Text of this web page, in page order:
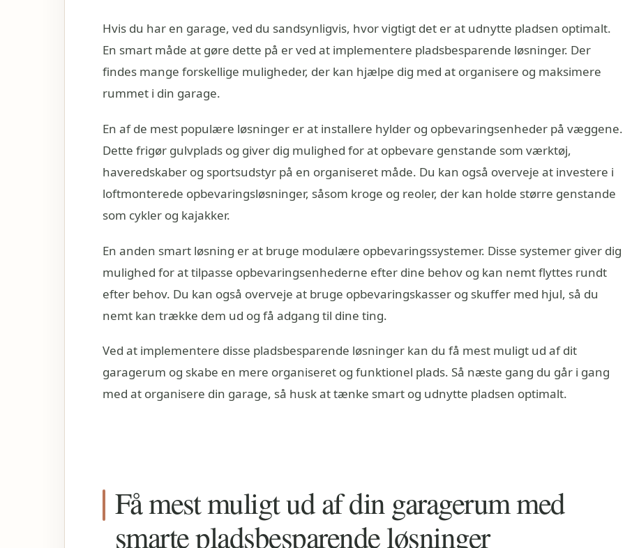
Hvis du har en garage, ved du sandsynligvis, hvor vigtigt det er at udnytte pladsen optimalt.
En smart måde at gøre dette på er ved at implementere pladsbesparende løsninger. Der
findes mange forskellige muligheder, der kan hjælpe dig med at organisere og maksimere
rummet i din garage.
En af de mest populære løsninger er at installere hylder og opbevaringsenheder på væggene.
Dette frigør gulvplads og giver dig mulighed for at opbevare genstande som værktøj,
haveredskaber og sportsudstyr på en organiseret måde. Du kan også overveje at investere i
loftmonterede opbevaringsløsninger, såsom kroge og reoler, der kan holde større genstande
som cykler og kajakker.
En anden smart løsning er at bruge modulære opbevaringssystemer. Disse systemer giver dig
mulighed for at tilpasse opbevaringsenhederne efter dine behov og kan nemt flyttes rundt
efter behov. Du kan også overveje at bruge opbevaringskasser og skuffer med hjul, så du
nemt kan trække dem ud og få adgang til dine ting.
Ved at implementere disse pladsbesparende løsninger kan du få mest muligt ud af dit
garagerum og skabe en mere organiseret og funktionel plads. Så næste gang du går i gang
med at organisere din garage, så husk at tænke smart og udnytte pladsen optimalt.
Få mest muligt ud af din garagerum med
smarte pladsbesparende løsninger